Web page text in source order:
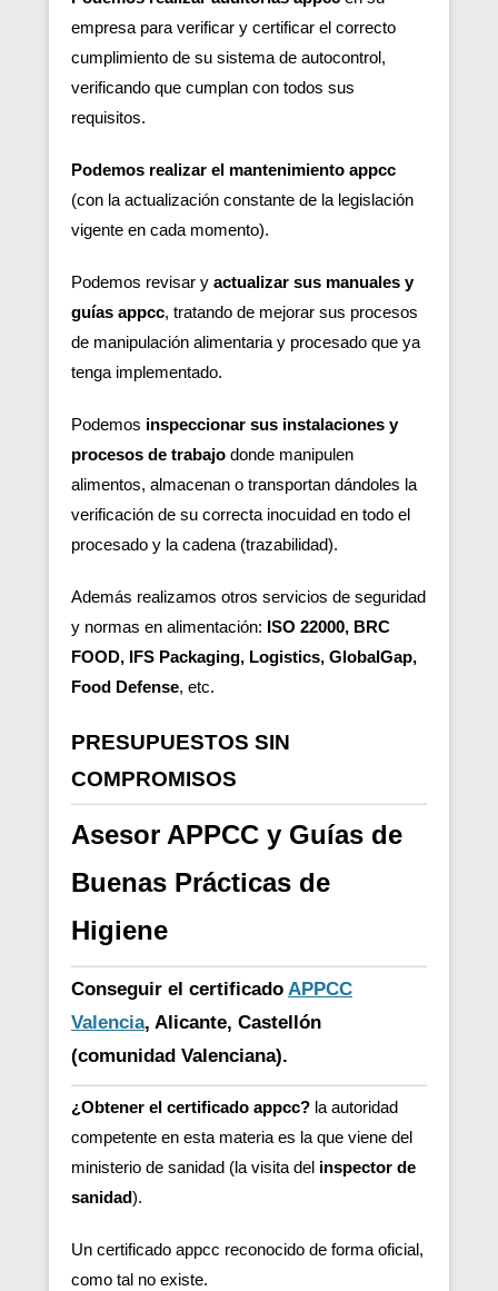
empresa para verificar y certificar el correcto
cumplimiento de su sistema de autocontrol,
verificando que cumplan con todos sus
requisitos.
Podemos realizar el mantenimiento appcc
(con la actualización constante de la legislación
vigente en cada momento).
Podemos revisar y actualizar sus manuales y
guías appcc, tratando de mejorar sus procesos
de manipulación alimentaria y procesado que ya
tenga implementado.
Podemos inspeccionar sus instalaciones y
procesos de trabajo donde manipulen
alimentos, almacenan o transportan dándoles la
verificación de su correcta inocuidad en todo el
procesado y la cadena (trazabilidad).
Además realizamos otros servicios de seguridad
y normas en alimentación: ISO 22000, BRC
FOOD, IFS Packaging, Logistics, GlobalGap,
Food Defense, etc.
PRESUPUESTOS SIN
COMPROMISOS
Asesor APPCC y Guías de
Buenas Prácticas de
Higiene
Conseguir el certificado APPCC
Valencia, Alicante, Castellón
(comunidad Valenciana).
¿Obtener el certificado appcc? la autoridad
competente en esta materia es la que viene del
ministerio de sanidad (la visita del inspector de
sanidad).
Un certificado appcc reconocido de forma oficial,
como tal no existe.